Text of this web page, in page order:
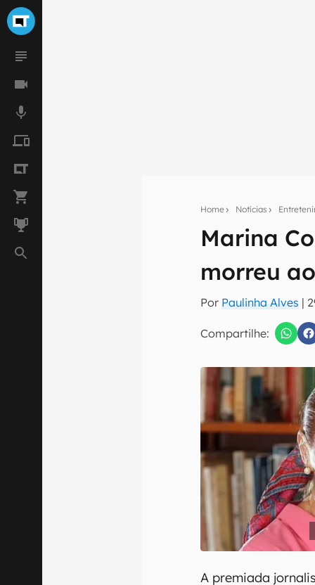
Home Notícias
Marina
morreu
Por Paulinha Alves |
Compartilhe:
Assine a
Confirmo que
A premiada